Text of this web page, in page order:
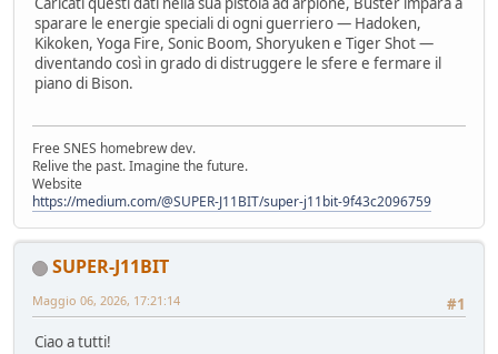
sparare le energie speciali di ogni guerriero — Hadoken,
Kikoken, Yoga Fire, Sonic Boom, Shoryuken e Tiger Shot —
diventando così in grado di distruggere le sfere e fermare il
piano di Bison.
Free SNES homebrew dev.
Relive the past. Imagine the future.
Website
https://medium.com/@SUPER-J11BIT/super-j11bit-9f43c2096759
SUPER-J11BIT
#1
Maggio 06, 2026, 17:21:14
Ciao a tutti!